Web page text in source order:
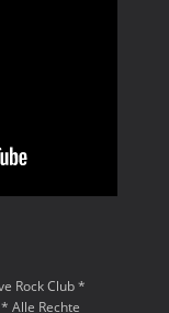
Rock Club *
Alle Rechte